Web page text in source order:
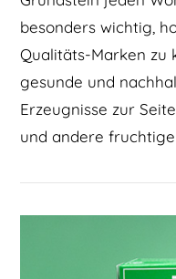
besonders wichtig,
Qualitäts-Marken zu
gesunde und
Erzeugnisse zur
und andere